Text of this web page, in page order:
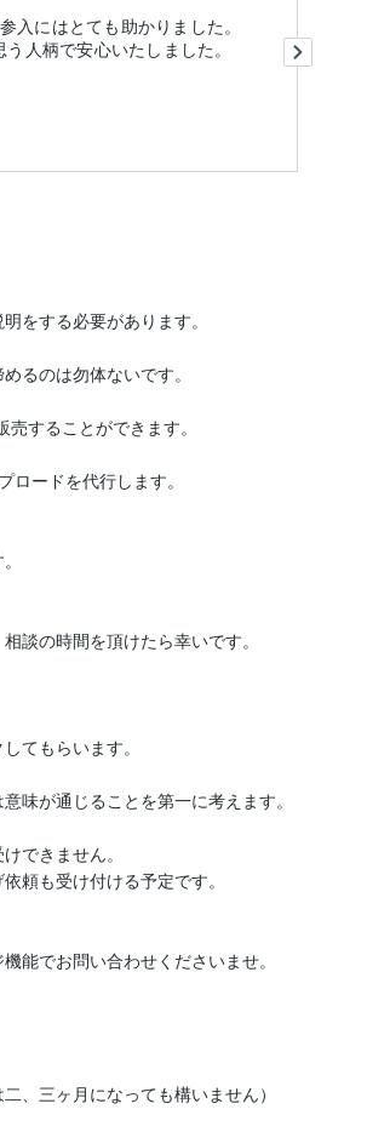
入にはとても助かりました。
をする必要があります。
るのは勿体ないです。
することができます。
ードを代行します。
談の時間を頂けたら幸いです。
てもらいます。
味が通じることを第一に考えます。
できません。
頼も受け付ける予定です。
能でお問い合わせくださいませ。
、三ヶ月になっても構いません）